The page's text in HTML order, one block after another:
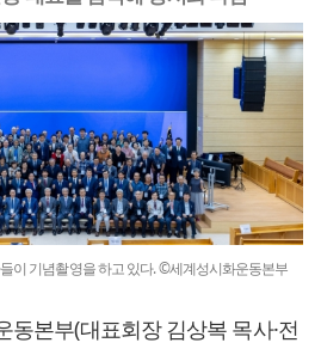
이 기념촬영을 하고 있다. ©세계성시화운동본부
본부(대표회장 김상복 목사·전